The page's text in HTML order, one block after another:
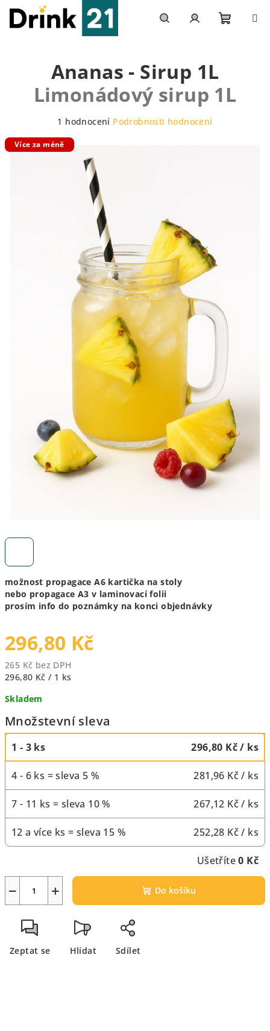
obsah
možnost propagace A6 kartička na stoly
nebo propagace A3 v laminovací folii
prosím info do poznámky na konci objednávky
296,80 Kč
265 Kč bez DPH
Měrná
296,80 Kč / 1 ks
Skladem
Množstevní sleva
1 - 3 ks 296,80 Kč/ ks
4 - 6 ks = sleva 5 % 281,96 Kč/ ks
7 - 11 ks = sleva 10 % 267,12 Kč/ ks
12 a více ks = sleva 15 % 252,28 Kč/ ks
Ušetříte0 Kč
+
− Do košíku
Zeptat se Hlídat Sdílet
Ananas - Sirup 1L
Limonádový sirup 1L
Průměrné
produktu
hvězdiček.
1 hodnocení Podrobnosti hodnocení
Více za méně